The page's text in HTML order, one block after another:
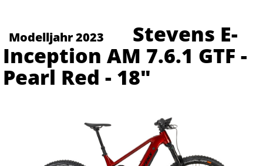
Modelljahr 2023
Stevens E-
Inception AM 7.6.1 GTF -
Pearl Red - 18"